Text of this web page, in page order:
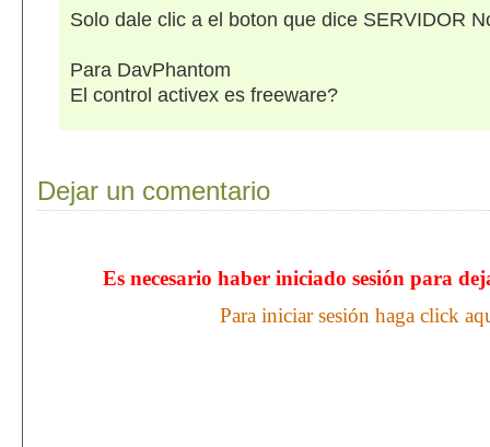
Solo dale clic a el boton que dice SERVIDOR
Para DavPhantom
El control activex es freeware?
Dejar un comentario
Es necesario haber iniciado sesión para
Para iniciar sesión haga click